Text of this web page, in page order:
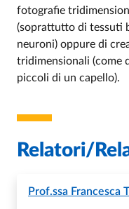
fotografie
(soprattutto di tessuti
neuroni) oppure di
tridimensionali (come
piccoli di un capello).
Relatori/
Prof.ssa Francesca